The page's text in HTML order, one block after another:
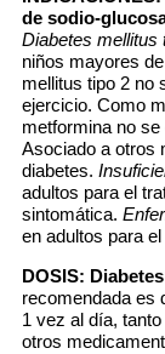
de sodio-
Diabetes mellitus
niños mayores
mellitus tipo 2 no
ejercicio. Como
metformina no
Asociado a otros
diabetes.
adultos para el
sintomática.
en adultos para
DOSIS:
recomendada es
1 vez al día,
otros